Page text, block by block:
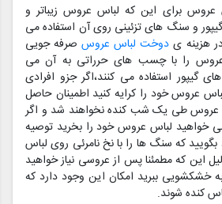
عروس برای این که لباس عروس زیباتر و
و سنگ های تزئینی روی آن استفاده می
هزینه ی دوخت لباس عروسصرفه جویی
را با چسب های حرراتی به آن می
گیپور استفاده می کنند،اگر جزو افرادی
عروس خود را کرایه کنید اطمینان حاصل
عروس طی یک شب کنده نخواهند شد و اگر
خواهید لباس عروس خود را بخرید توصیه
که سنگ ها را با نخ نامرئی روی لباس
این که مطمئنا پس از عروسی نیاز خواهید
خشکشویی ببرید امکان این وجود دارد که
کنده شوند.